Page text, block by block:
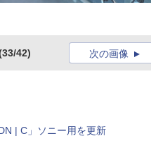
42) 次の画像
| C」ソニー用を更新